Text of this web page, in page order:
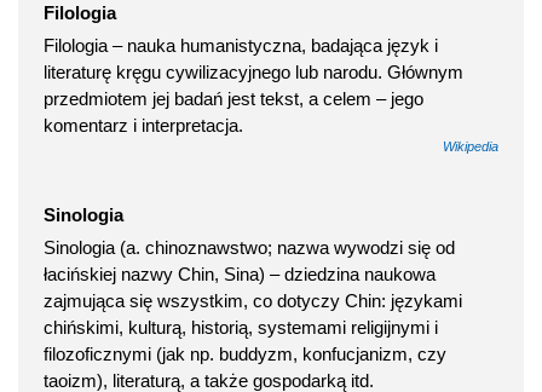
Filologia
Filologia – nauka humanistyczna, badająca język i
literaturę kręgu cywilizacyjnego lub narodu. Głównym
przedmiotem jej badań jest tekst, a celem – jego
komentarz i interpretacja.
Wikipedia
Sinologia
Sinologia (a. chinoznawstwo; nazwa wywodzi się od
łacińskiej nazwy Chin, Sina) – dziedzina naukowa
zajmująca się wszystkim, co dotyczy Chin: językami
chińskimi, kulturą, historią, systemami religijnymi i
filozoficznymi (jak np. buddyzm, konfucjanizm, czy
taoizm), literaturą, a także gospodarką itd.